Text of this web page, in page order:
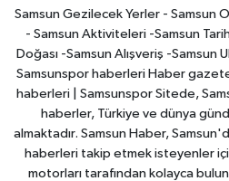
Samsun Gezilecek Yerler - Samsun
- Samsun Aktiviteleri -Samsun
Doğası -Samsun Alışveriş -Samsun
Samsunspor haberleri Haber
haberleri | Samsunspor Sitede,
haberler, Türkiye ve dünya
almaktadır. Samsun Haber,
haberleri takip etmek isteyenler
motorları tarafından kolayca